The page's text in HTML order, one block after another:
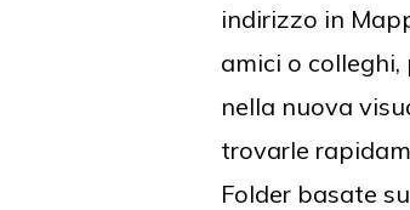
indirizzo in
amici o
nella nuova
trovarle
Folder basate